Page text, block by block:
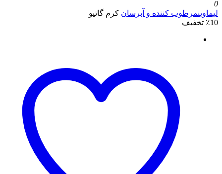
0
لیماوینمرطوب کننده و آبرسان کرم گاتیو
٪10 تخفیف